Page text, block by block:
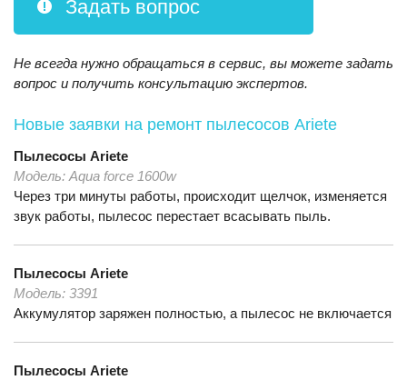
Задать вопрос
Не всегда нужно обращаться в сервис, вы можете задать
вопрос и получить консультацию экспертов.
Новые заявки на ремонт пылесосов Ariete
Пылесосы Ariete
Модель: Aqua force 1600w
Через три минуты работы, происходит щелчок, изменяется
звук работы, пылесос перестает всасывать пыль.
Пылесосы Ariete
Модель: 3391
Аккумулятор заряжен полностью, а пылесос не включается
Пылесосы Ariete